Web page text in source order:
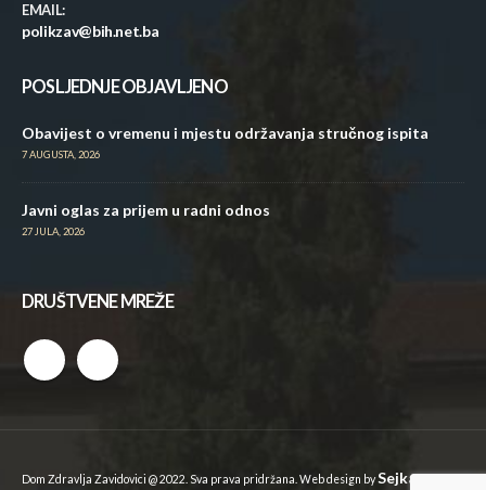
EMAIL:
polikzav@bih.net.ba
POSLJEDNJE OBJAVLJENO
Obavijest o vremenu i mjestu održavanja stručnog ispita
7 AUGUSTA, 2026
Javni oglas za prijem u radni odnos
27 JULA, 2026
DRUŠTVENE MREŽE
Dom Zdravlja Zavidovici @ 2022. Sva prava pridržana. Web design bySejkan